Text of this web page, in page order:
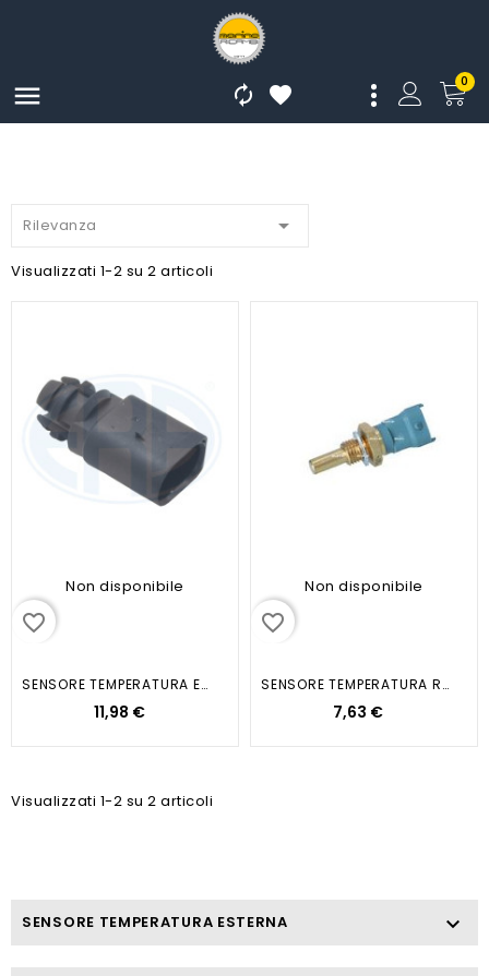
 0


Rilevanza 
Visualizzati 1-2 su 2 articoli
Non disponibile
favorite_border
SENSORE TEMPERATURA ESTERNA
11,98 €
Non disponibile
favorite_border
SENSORE TEMPERATURA REFRIGERANTE...
7,63 €
Visualizzati 1-2 su 2 articoli
SENSORE TEMPERATURA ESTERNA 